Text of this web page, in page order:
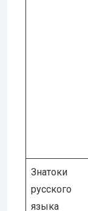
Знатоки
русского
языка